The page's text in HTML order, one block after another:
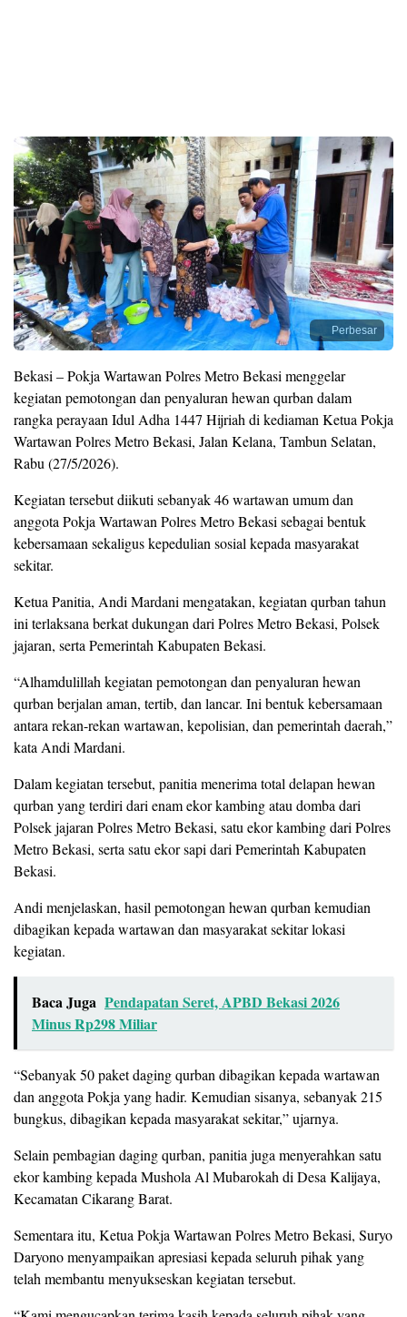
Perbesar
Bekasi – Pokja Wartawan Polres Metro Bekasi menggelar
kegiatan pemotongan dan penyaluran hewan qurban dalam
rangka perayaan Idul Adha 1447 Hijriah di kediaman Ketua Pokja
Wartawan Polres Metro Bekasi, Jalan Kelana, Tambun Selatan,
Rabu (27/5/2026).
Kegiatan tersebut diikuti sebanyak 46 wartawan umum dan
anggota Pokja Wartawan Polres Metro Bekasi sebagai bentuk
kebersamaan sekaligus kepedulian sosial kepada masyarakat
sekitar.
Ketua Panitia, Andi Mardani mengatakan, kegiatan qurban tahun
ini terlaksana berkat dukungan dari Polres Metro Bekasi, Polsek
jajaran, serta Pemerintah Kabupaten Bekasi.
“Alhamdulillah kegiatan pemotongan dan penyaluran hewan
qurban berjalan aman, tertib, dan lancar. Ini bentuk kebersamaan
antara rekan-rekan wartawan, kepolisian, dan pemerintah daerah,”
kata Andi Mardani.
Dalam kegiatan tersebut, panitia menerima total delapan hewan
qurban yang terdiri dari enam ekor kambing atau domba dari
Polsek jajaran Polres Metro Bekasi, satu ekor kambing dari Polres
Metro Bekasi, serta satu ekor sapi dari Pemerintah Kabupaten
Bekasi.
Andi menjelaskan, hasil pemotongan hewan qurban kemudian
dibagikan kepada wartawan dan masyarakat sekitar lokasi
kegiatan.
Baca Juga Pendapatan Seret, APBD Bekasi 2026
Minus Rp298 Miliar
“Sebanyak 50 paket daging qurban dibagikan kepada wartawan
dan anggota Pokja yang hadir. Kemudian sisanya, sebanyak 215
bungkus, dibagikan kepada masyarakat sekitar,” ujarnya.
Selain pembagian daging qurban, panitia juga menyerahkan satu
ekor kambing kepada Mushola Al Mubarokah di Desa Kalijaya,
Kecamatan Cikarang Barat.
Sementara itu, Ketua Pokja Wartawan Polres Metro Bekasi, Suryo
Daryono menyampaikan apresiasi kepada seluruh pihak yang
telah membantu menyukseskan kegiatan tersebut.